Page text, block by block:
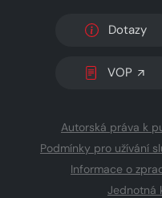
Dotazy
VOP
Autorská práva k
Podmínky pro užívání
Informace o
Jednotná